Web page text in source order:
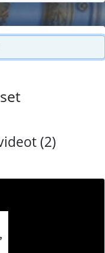
(2)